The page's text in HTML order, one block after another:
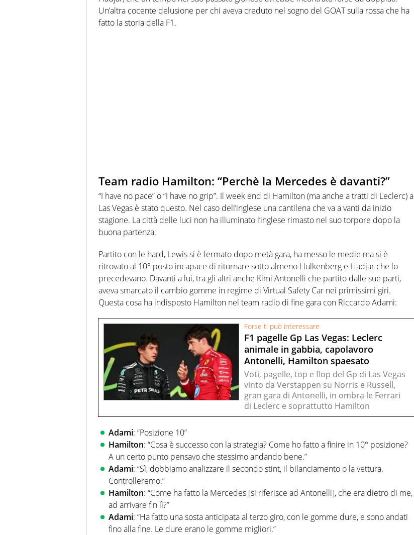
Un’altra cocente delusione per chi aveva creduto nel sogno del GOAT sulla rossa che ha
fatto la storia della F1.
Team radio Hamilton: “Perchè la Mercedes è davanti?”
“I have no pace” o “I have no grip”. Il week end di Hamilton (ma anche a tratti di Leclerc) a
Las Vegas è stato questo. Nel caso dell’inglese una cantilena che va a vanti da inizio
stagione. La città delle luci non ha illuminato l’inglese rimasto nel suo torpore dopo la
buona partenza.
Partito con le hard, Lewis si è fermato dopo metà gara, ha messo le medie ma si è
ritrovato al 10° posto incapace di ritornare sotto almeno Hulkenberg e Hadjar che lo
precedevano. Davanti a lui, tra gli altri anche Kimi Antonelli che partito dalle sue parti,
aveva smarcato il cambio gomme in regime di Virtual Safety Car nei primissimi giri.
Questa cosa ha indisposto Hamilton nel team radio di fine gara con Riccardo Adami:
Forse ti può interessare
F1 pagelle Gp Las Vegas: Leclerc
animale in gabbia, capolavoro
Antonelli, Hamilton spaesato
Voti, pagelle, top e flop del Gp di Las Vegas
vinto da Verstappen su Norris e Russell,
gran gara di Antonelli, in ombra le Ferrari
di Leclerc e soprattutto Hamilton
Adami: “Posizione 10”
Hamilton: “Cosa è successo con la strategia? Come ho fatto a finire in 10° posizione?
A un certo punto pensavo che stessimo andando bene.”
Adami: “Sì, dobbiamo analizzare il secondo stint, il bilanciamento o la vettura.
Controlleremo.”
Hamilton: “Come ha fatto la Mercedes [si riferisce ad Antonelli], che era dietro di me,
ad arrivare fin lì?”
Adami: “Ha fatto una sosta anticipata al terzo giro, con le gomme dure, e sono andati
fino alla fine. Le dure erano le gomme migliori.”